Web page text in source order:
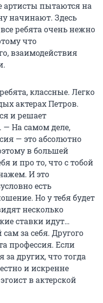
артисты пытаются на
начинают. Здесь
ребята очень нежно
что
взаимодействия
классные. Легко
актерах Петров.
и решает
— На самом деле,
— это абсолютно
в большей
и про то, что с тобой
И это
есть
Но у тебя будет
несколько
ставки идут…
за себя. Другого
профессия. Если
за других, что тогда
и искренне
в актерской